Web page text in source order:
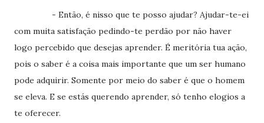
- Então, é nisso que te posso ajudar? Ajudar-te-ei
com muita satisfação pedindo-te perdão por não haver
logo percebido que desejas aprender. É meritória tua ação,
pois o saber é a coisa mais importante que um ser humano
pode adquirir. Somente por meio do saber é que o homem
se eleva. E se estás querendo aprender, só tenho elogios a
te oferecer.